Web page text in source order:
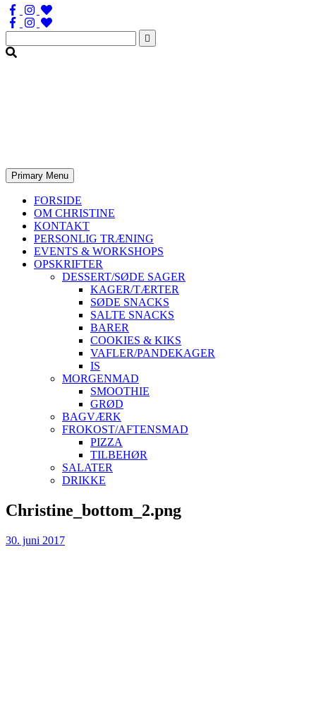
Søg
efter:
Primary Menu
FORSIDE
OM CHRISTINE
KONTAKT
PERSONLIG TRÆNING
EVENTS & WORKSHOPS
OPSKRIFTER
DESSERT/SØDE SAGER
KAGER/TÆRTER
SØDE SNACKS
SALTE SNACKS
BARER
COOKIES & KIKS
VAFLER/PANDEKAGER
IS
MORGENMAD
SMOOTHIE
GRØD
BAGVÆRK
FROKOST/AFTENSMAD
PIZZA
TILBEHØR
SALATER
DRIKKE
Skip
to
Christine_bottom_2.png
30. juni 2017